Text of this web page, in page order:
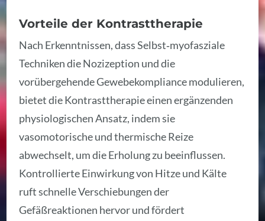
Vorteile der Kontrasttherapie
Nach Erkenntnissen, dass Selbst‑myofasziale
Techniken die Nozizeption und die
vorübergehende Gewebekompliance modulieren,
bietet die Kontrasttherapie einen ergänzenden
physiologischen Ansatz, indem sie
vasomotorische und thermische Reize
abwechselt, um die Erholung zu beeinflussen.
Kontrollierte Einwirkung von Hitze und Kälte
ruft schnelle Verschiebungen der
Gefäßreaktionen hervor und fördert